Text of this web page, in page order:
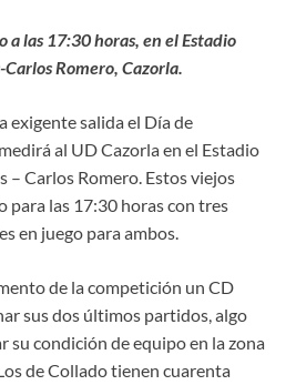
a las 17:30 horas, en el Estadio
Romero, Cazorla.
exigente salida el Día de
al UD Cazorla en el Estadio
– Carlos Romero. Estos viejos
para las 17:30 horas con tres
en juego para ambos.
de la competición un CD
sus dos últimos partidos, algo
su condición de equipo en la zona
de Collado tienen cuarenta